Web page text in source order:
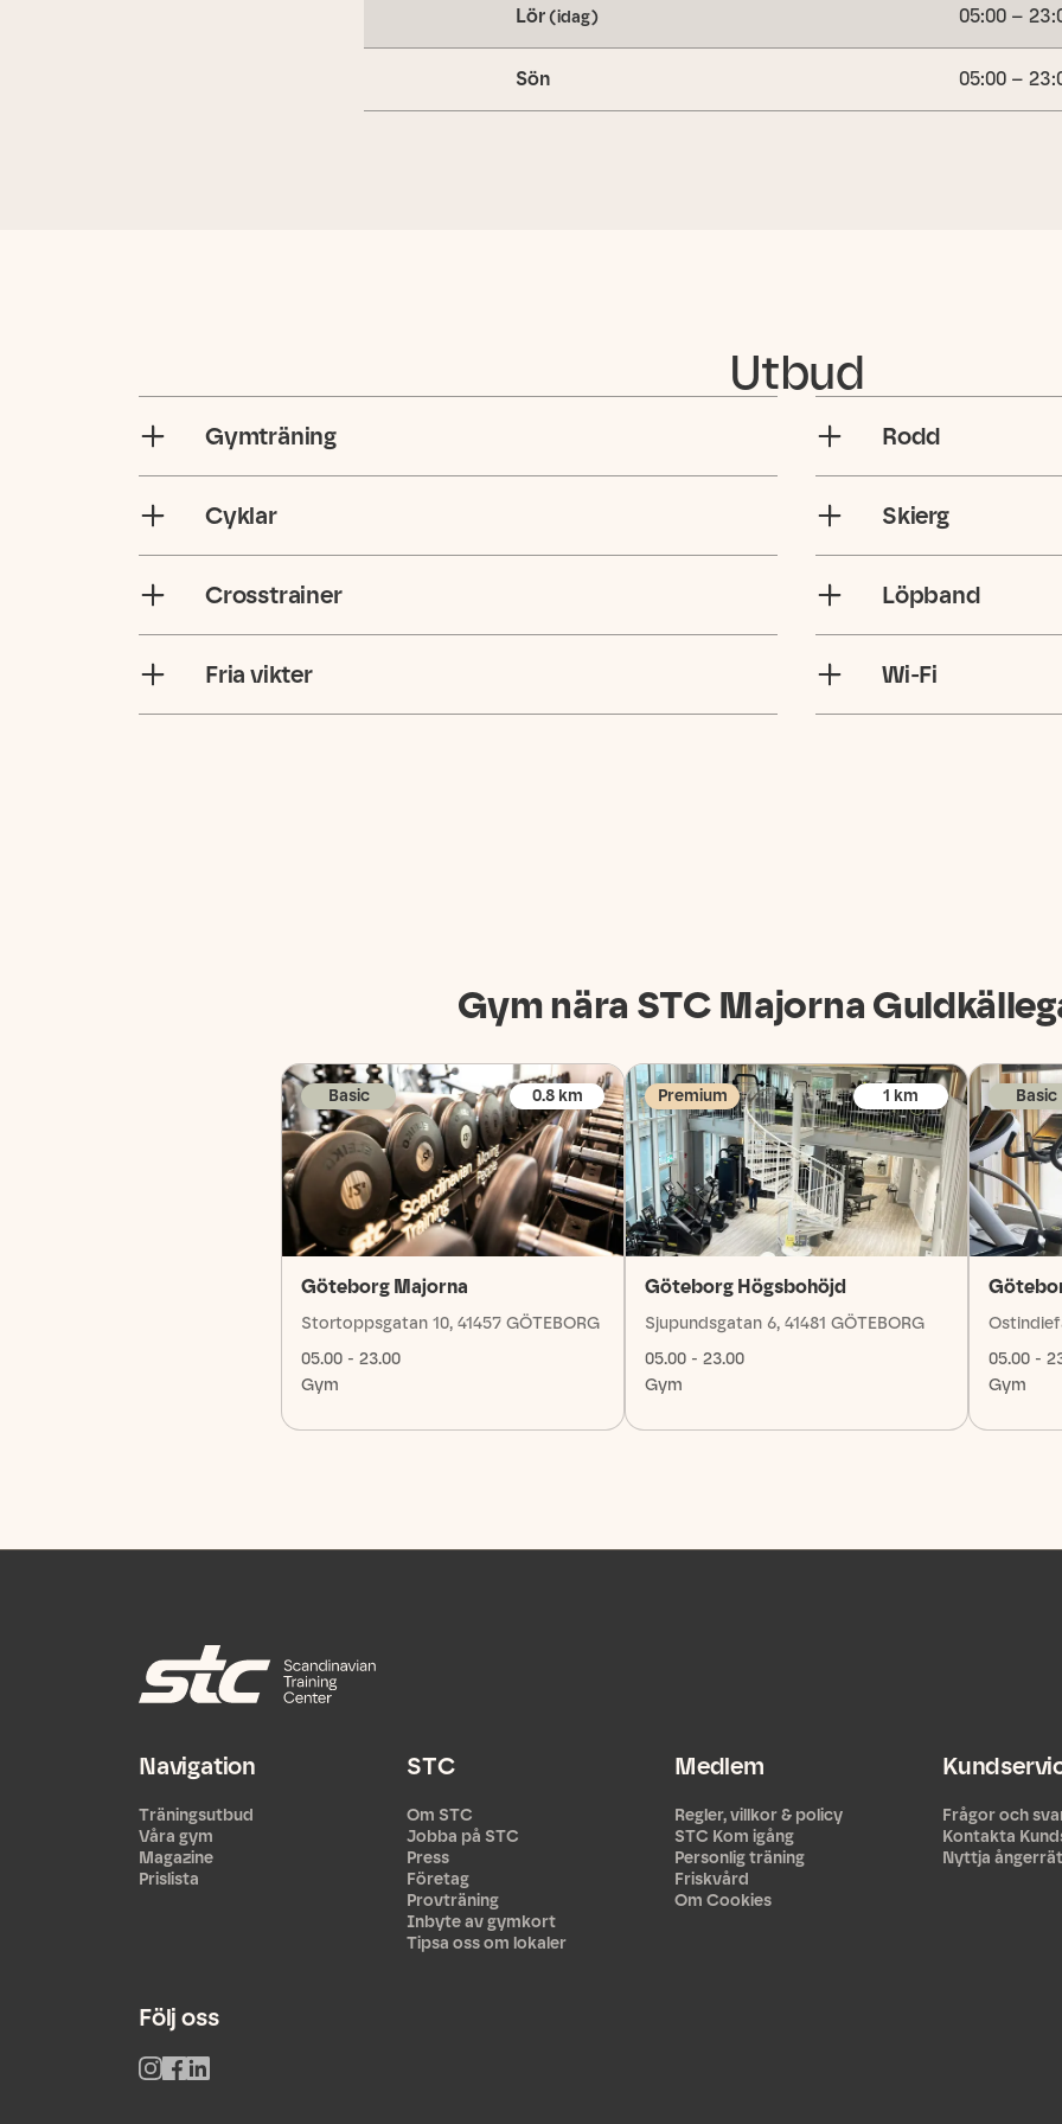
Lör(idag) 05:00 –
Sön 05:00 –
Utbud
Gymträning
Cyklar
Crosstrainer
Fria vikter
Rodd
Skierg
Löpband
Wi-Fi
Gym nära STC Majorna
Basic 0.8km
Göteborg Majorna
Stortoppsgatan 10, 41457 GÖTEBORG
05.00 - 23.00
Gym
Premium 1 km
Göteborg Högsbohöjd
Sjupundsgatan 6, 41481 GÖTEBORG
05.00 - 23.00
Gym
Basic
05.00 -
Gym
Navigation
Träningsutbud
Våra gym
Magazine
Prislista
STC
Om STC
Jobba på STC
Press
Företag
Provträning
Inbyte av gymkort
Tipsa oss om lokaler
Medlem
Regler, villkor & policy
STC Kom igång
Personlig träning
Friskvård
Om Cookies
Frågor och
Kontakta
Nyttja
Följ oss